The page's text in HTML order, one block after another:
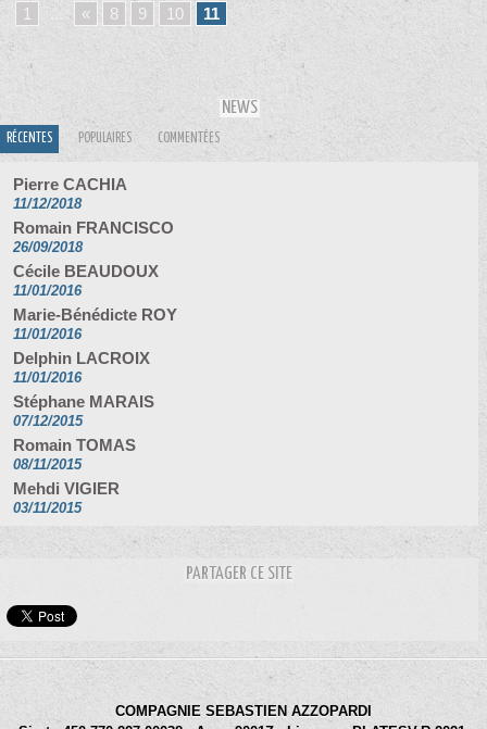
1 ... « 8 9 10 11
NEWS
RÉCENTES POPULAIRES COMMENTÉES
Pierre CACHIA
11/12/2018
Romain FRANCISCO
26/09/2018
Cécile BEAUDOUX
11/01/2016
Marie-Bénédicte ROY
11/01/2016
Delphin LACROIX
11/01/2016
Stéphane MARAIS
07/12/2015
Romain TOMAS
08/11/2015
Mehdi VIGIER
03/11/2015
PARTAGER CE SITE
COMPAGNIE SEBASTIEN AZZOPARDI